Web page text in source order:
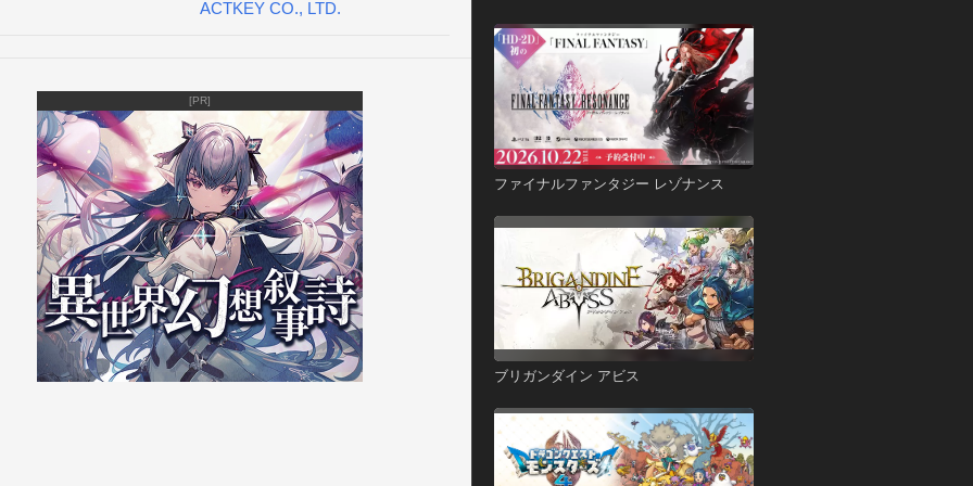
ージのボリュームにこだわりちょっと遊び心を取り入れた内
り考えて謎解きを楽しもう！ヒント(答え)はなるべく避けてチ
ジしてみてね。
のポイント】
至る所をくまなくタップしてみよう。
所でも何度かタップしてみると新しい発見があるかも！
ACTKEY CO., LTD.
[PR]
ファイナルファンタジー レゾナンス
ブリガンダイン アビス